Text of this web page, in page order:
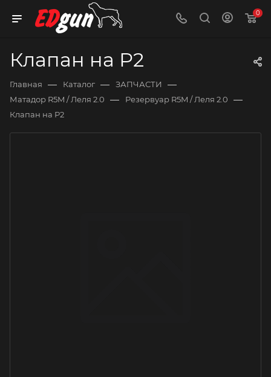
0
Клапан на Р2
Главная — Каталог — ЗАПЧАСТИ —
Матадор R5M / Леля 2.0 — Резервуар R5M / Леля 2.0 —
Клапан на Р2